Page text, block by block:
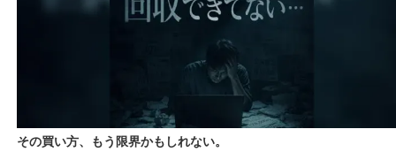
その買い方、もう限界かもしれない。